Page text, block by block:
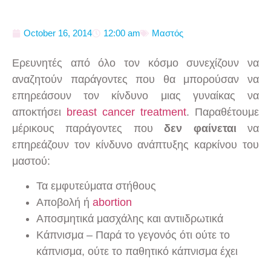
October 16, 2014 12:00 am Μαστός
Ερευνητές από όλο τον κόσμο συνεχίζουν να
αναζητούν παράγοντες που θα μπορούσαν να
επηρεάσουν τον κίνδυνο μιας γυναίκας να
αποκτήσει breast cancer treatment. Παραθέτουμε
μέρικους παράγοντες πουδεν φαίνεται να
επηρεάζουν τον κίνδυνο ανάπτυξης καρκίνου του
μαστού:
Τα εμφυτεύματα στήθους
Αποβολή ή abortion
Αποσμητικά μασχάλης και αντιιδρωτικά
Κάπνισμα – Παρά το γεγονός ότι ούτε το
κάπνισμα, ούτε το παθητικό κάπνισμα έχει